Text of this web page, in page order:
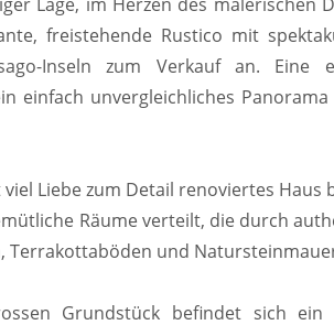
freistehende Rustico mit
Inseln zum Verkauf an. Eine
einfach unvergleichliches
Liebe zum Detail renoviertes Haus
Räume verteilt, die durch
Terrakottaböden und
Grundstück befindet sich ein